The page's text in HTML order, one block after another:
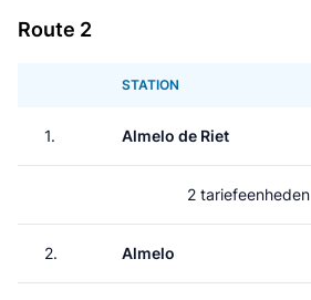
Route 2
STATION
1. Almelo de Riet
2 tariefeenheden
2. Almelo